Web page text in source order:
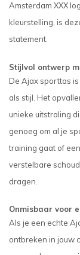
Amsterdam XXX
kleurstelling, is
statement.
Stijlvol ontwerp
De Ajax sporttas
als stijl. Het
unieke uitstraling
genoeg om al je
training gaat of
verstelbare
dragen.
Onmisbaar voor
Als je een echte
ontbreken in jouw